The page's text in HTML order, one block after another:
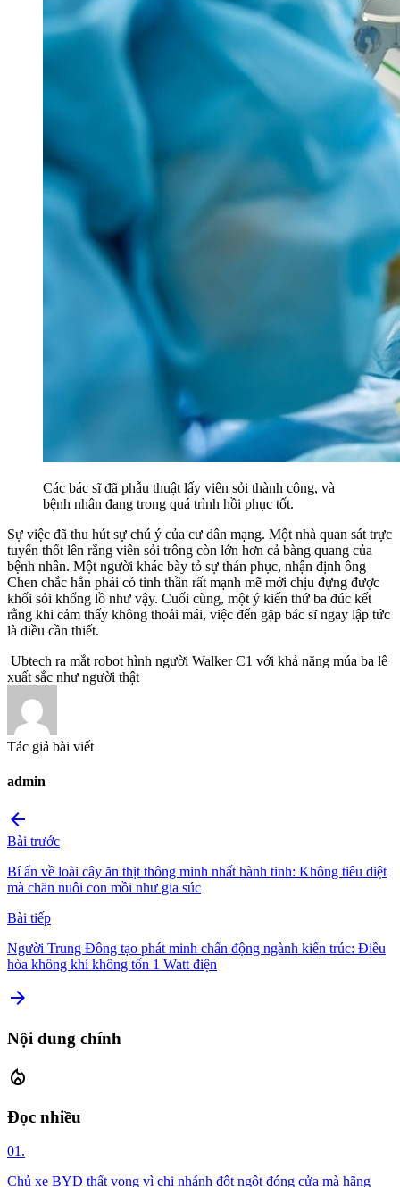
Các bác sĩ đã phẫu thuật lấy viên sỏi thành công, và
bệnh nhân đang trong quá trình hồi phục tốt.
Sự việc đã thu hút sự chú ý của cư dân mạng. Một nhà quan sát trực
tuyến thốt lên rằng viên sỏi trông còn lớn hơn cả bàng quang của
bệnh nhân. Một người khác bày tỏ sự thán phục, nhận định ông
Chen chắc hẳn phải có tinh thần rất mạnh mẽ mới chịu đựng được
khối sỏi khổng lồ như vậy. Cuối cùng, một ý kiến thứ ba đúc kết
rằng khi cảm thấy không thoải mái, việc đến gặp bác sĩ ngay lập tức
là điều cần thiết.
Ubtech ra mắt robot hình người Walker C1 với khả năng múa ba lê
xuất sắc như người thật
Tác giả bài viết
admin
arrow_back
Bài trước
Bí ẩn về loài cây ăn thịt thông minh nhất hành tinh: Không tiêu diệt
mà chăn nuôi con mồi như gia súc
Bài tiếp
Người Trung Đông tạo phát minh chấn động ngành kiến trúc: Điều
hòa không khí không tốn 1 Watt điện
arrow_forward
Nội dung chính
local_fire_department
Đọc nhiều
01.
Chủ xe BYD thất vọng vì chi nhánh đột ngột đóng cửa mà hãng